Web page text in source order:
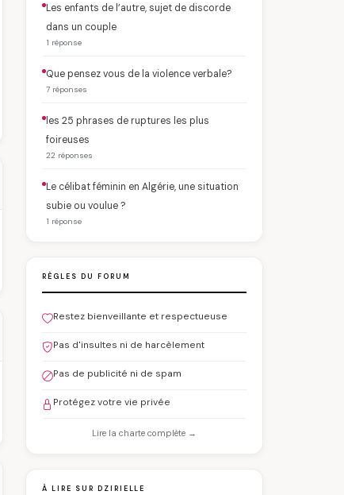
Les enfants de l’autre, sujet de discorde
dans un couple
1 réponse
Que pensez vous de la violence verbale?
7 réponses
les 25 phrases de ruptures les plus
foireuses
22 réponses
Le célibat féminin en Algérie, une situation
subie ou voulue ?
1 réponse
RÈGLES DU FORUM
Restez bienveillante et respectueuse
Pas d'insultes ni de harcèlement
Pas de publicité ni de spam
Protégez votre vie privée
Lire la charte complète →
À LIRE SUR DZIRIELLE